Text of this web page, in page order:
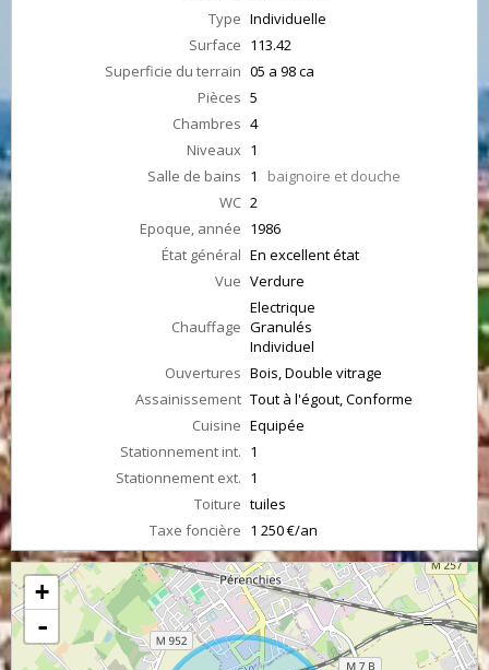
Type Individuelle
Surface 113.42
Superficie du terrain 05 a 98 ca
Pièces 5
Chambres 4
Niveaux 1
Salle de bains 1 baignoire et douche
WC 2
Epoque, année 1986
État général En excellent état
Vue Verdure
Chauffage
Electrique
Granulés
Individuel
Ouvertures Bois, Double vitrage
Assainissement Tout à l'égout, Conforme
Cuisine Equipée
Stationnement int. 1
Stationnement ext. 1
Toiture tuiles
Taxe foncière 1 250 €/an
+
-